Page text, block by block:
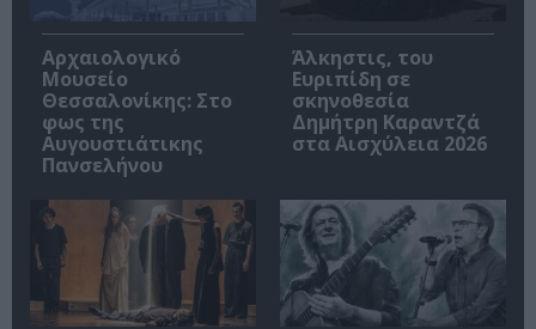
Αρχαιολογικό
Μουσείο
Θεσσαλονίκης: Στο
φως της
Αυγουστιάτικης
Πανσελήνου
Άλκηστις, του
Ευριπίδη σε
σκηνοθεσία
Δημήτρη Καραντζά
στα Αισχύλεια 2026